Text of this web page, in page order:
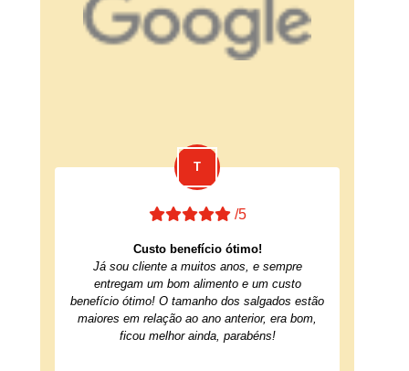
/5
Custo benefício ótimo!
Já sou cliente a muitos anos, e sempre
entregam um bom alimento e um custo
benefício ótimo! O tamanho dos salgados estão
maiores em relação ao ano anterior, era bom,
ficou melhor ainda, parabéns!